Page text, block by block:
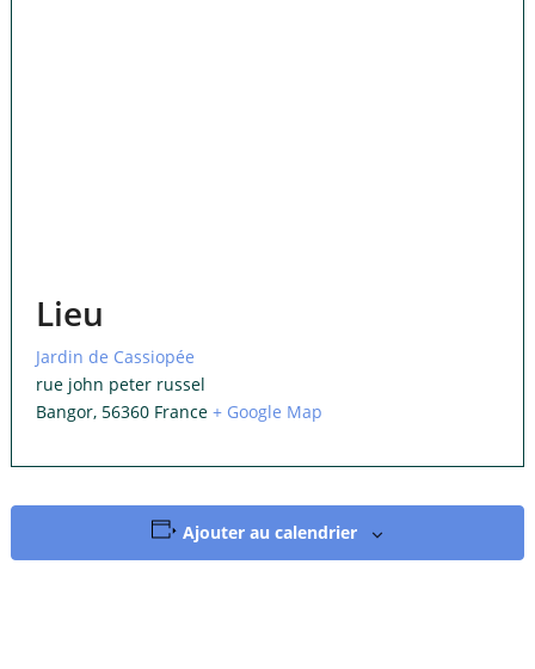
Lieu
Jardin de Cassiopée
rue john peter russel
Bangor, 56360 France + Google Map
Ajouter au calendrier